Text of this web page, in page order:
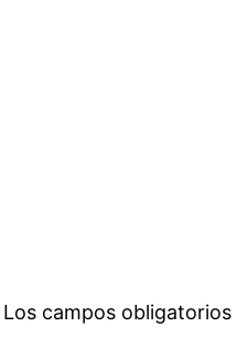
Los campos